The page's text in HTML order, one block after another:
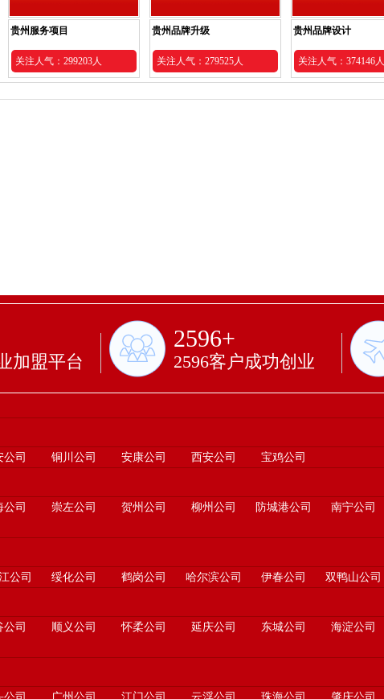
贵州服务项目
关注人气：299203人
贵州品牌升级
关注人气：279525人
贵州品牌设计
关注人气：374146人
加盟平台
2596+
2596客户成功创业
公司 铜川公司 安康公司 西安公司 宝鸡公司
公司 崇左公司 贺州公司 柳州公司 防城港公司 南宁公司
公司 绥化公司 鹤岗公司 哈尔滨公司 伊春公司 双鸭山公司
公司 顺义公司 怀柔公司 延庆公司 东城公司 海淀公司